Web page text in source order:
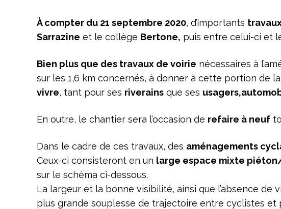
À compter du 21 septembre 2020, d’importants
Sarrazine et le collège Bertone, puis entre celui-ci et
Bien plus que des travaux de voirie nécessaires à
sur les 1,6 km concernés, à donner à cette portion de
vivre, tant pour ses riverains que ses
En outre, le chantier sera l’occasion de refaire à neuf
Dans le cadre de ces travaux, des aménagements
Ceux-ci consisteront en un large espace mixte
sur le schéma ci-dessous.
La largeur et la bonne visibilité, ainsi que l’absence de
plus grande souplesse de trajectoire entre cyclistes et